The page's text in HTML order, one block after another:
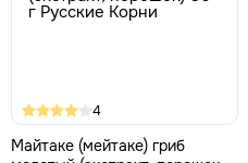
4
Майтаке (мейтаке) гриб